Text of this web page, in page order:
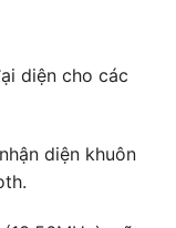
diện cho các
diện khuôn